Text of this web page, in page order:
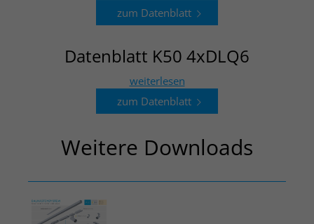
zum Datenblatt
Datenblatt K50 4xDLQ6
weiterlesen
zum Datenblatt
Weitere Downloads